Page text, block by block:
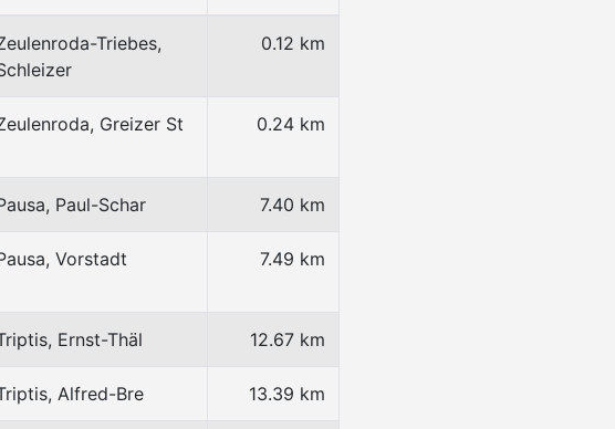
Triebes,
0.12 km
Greizer St 0.24 km
Paul-Schar 7.40 km
Vorstadt 7.49 km
Ernst-Thäl 12.67 km
Alfred-Bre 13.39 km